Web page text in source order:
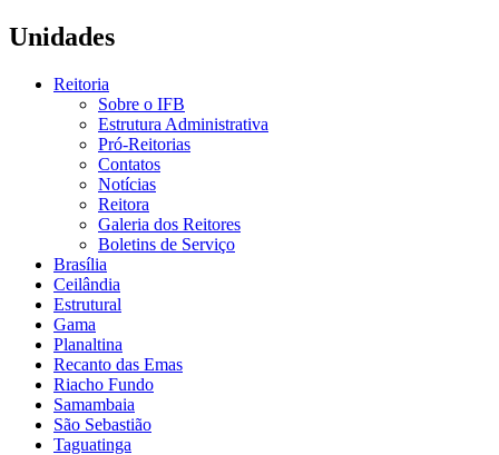
Unidades
Reitoria
Sobre o IFB
Estrutura Administrativa
Pró-Reitorias
Contatos
Notícias
Reitora
Galeria dos Reitores
Boletins de Serviço
Brasília
Ceilândia
Estrutural
Gama
Planaltina
Recanto das Emas
Riacho Fundo
Samambaia
São Sebastião
Taguatinga